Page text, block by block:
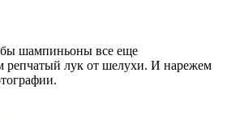
шампиньоны все еще
репчатый лук от шелухи. И нарежем